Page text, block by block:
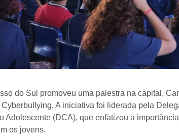
do Sul promoveu uma palestra na capital,
A iniciativa foi liderada pela
Adolescente (DCA), que enfatizou a
os jovens.